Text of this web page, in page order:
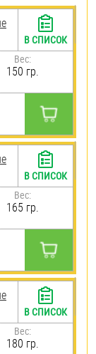
Вес:
150 гр.
В СПИСОК
Вес:
165 гр.
В СПИСОК
Вес:
180 гр.
В СПИСОК